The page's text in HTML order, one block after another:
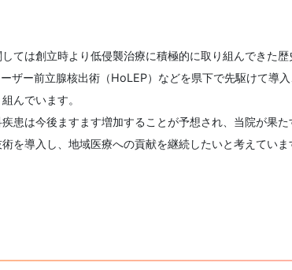
ては創立時より低侵襲治療に積極的に取り組んできた
ザー前立腺核出術（HoLEP）などを県下で先駆けて導
んでいます。
患は今後ますます増加することが予想され、当院が果
を導入し、地域医療への貢献を継続したいと考えていま